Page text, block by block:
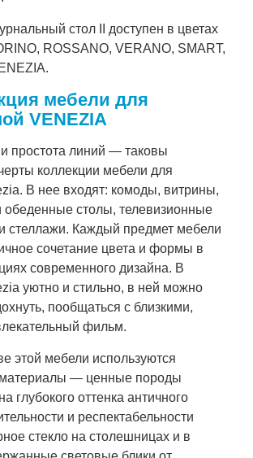
стол II доступен в цветах
ROSSANO, VERANO, SMART,
мебели для
VENEZIA
и простота линий — таковы
коллекции мебели для
В нее входят: комоды, витрины,
столы, телевизионные
стеллажи. Каждый предмет мебели
сочетание цвета и формы в
современного дизайна. В
уютно и стильно, в ней можно
пообщаться с близкими,
фильм.
этой мебели используются
— ценные породы
глубокого оттенка античного
и респектабельности
стекло на столешницах и в